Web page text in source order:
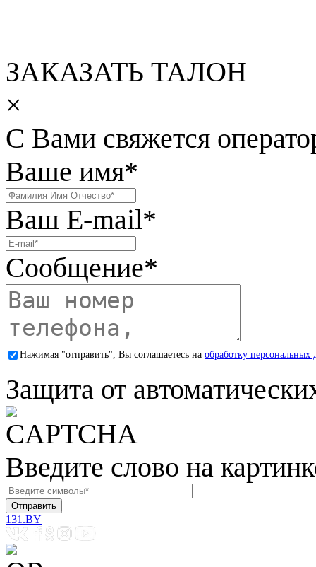
ЗАКАЗАТЬ ТАЛОН
×
С Вами свяжется
Ваше имя*
Ваш E-mail*
Сообщение*
Нажимая "отправить", Вы соглашаетесь на обработку персональных
Защита от
Введите слово на
131.BY